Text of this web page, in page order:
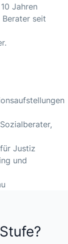
Jahren
seit
Justiz
und